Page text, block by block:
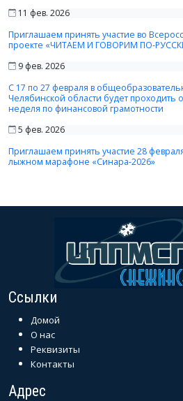
11 фев. 2026
Приглашаем принять участие во
проекте «ЧИТАЕМ И ГОВОРИМ ПО-
9 фев. 2026
С 17 по 27 февраля в
Челябинской области будет проходить
неделя по финансовой грамотности
5 фев. 2026
Приглашаем принять участие 28
лыжном марафоне «Синара-2026»
Ссылки
Домой
О нас
Реквизиты
Контакты
Адрес